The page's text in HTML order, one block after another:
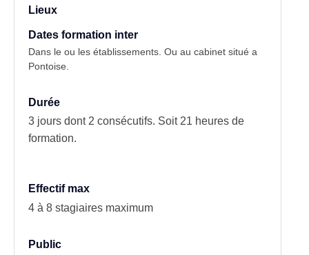
Lieux
Dates formation inter
Dans le ou les établissements. Ou au cabinet situé a
Pontoise.
Durée
3 jours dont 2 consécutifs. Soit 21 heures de
formation.
Effectif max
4 à 8 stagiaires maximum
Public